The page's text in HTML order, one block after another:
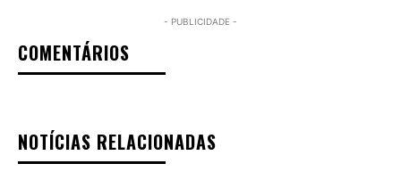
- PUBLICIDADE -
COMENTÁRIOS
NOTÍCIAS RELACIONADAS